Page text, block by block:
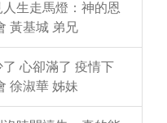
生走馬燈：神的恩
黃基城 弟兄
心卻滿了 疫情下
徐淑華 姊妹